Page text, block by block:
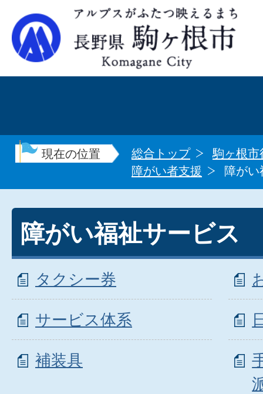
現在の位置 総合トップ
駒ヶ根市
障がい者支援
障が
障がい福祉サービス
タクシー券
サービス体系
補装具